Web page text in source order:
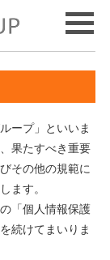
ープ」といいま
果たすべき重要
その他の規範に
ます。
「個人情報保護
続けてまいりま